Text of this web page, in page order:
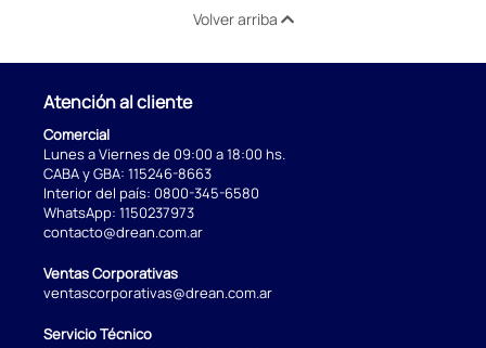
Volver arriba
Atención al cliente
Comercial
Lunes a Viernes de 09:00 a 18:00 hs.
CABA y GBA: 115246-8663
Interior del país: 0800-345-6580
WhatsApp: 1150237973
contacto@drean.com.ar
Ventas Corporativas
ventascorporativas@drean.com.ar
Servicio Técnico